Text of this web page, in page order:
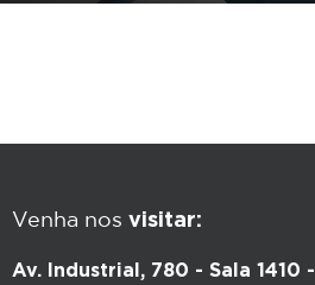
Venha nosvisitar:
Av. Industrial, 780 - Sala 1410 -